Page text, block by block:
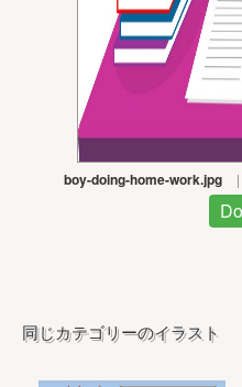
boy-doing-home-work.jpg |
同じカテゴリーのイラスト